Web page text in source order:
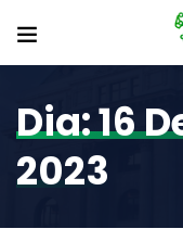
Dia:16
2023